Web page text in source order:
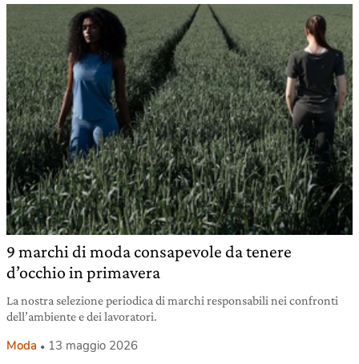
9 marchi di moda consapevole da tenere
d’occhio in primavera
La nostra selezione periodica di marchi responsabili nei confronti
dell’ambiente e dei lavoratori.
Moda 13 maggio 2026